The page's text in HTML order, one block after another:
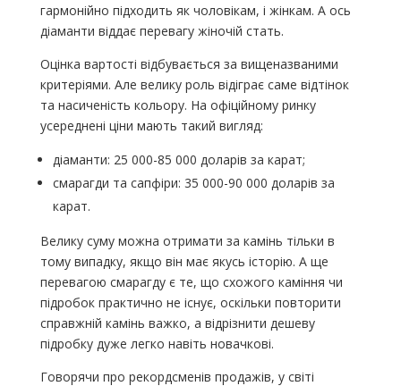
гармонійно підходить як чоловікам, і жінкам. А ось
діаманти віддає перевагу жіночій стать.
Оцінка вартості відбувається за вищеназваними
критеріями. Але велику роль відіграє саме відтінок
та насиченість кольору. На офіційному ринку
усереднені ціни мають такий вигляд:
діаманти: 25 000-85 000 доларів за карат;
смарагди та сапфіри: 35 000-90 000 доларів за
карат.
Велику суму можна отримати за камінь тільки в
тому випадку, якщо він має якусь історію. А ще
перевагою смарагду є те, що схожого каміння чи
підробок практично не існує, оскільки повторити
справжній камінь важко, а відрізнити дешеву
підробку дуже легко навіть новачкові.
Говорячи про рекордсменів продажів, у світі